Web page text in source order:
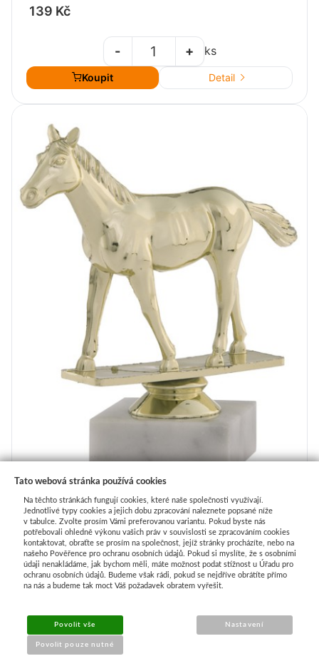
139 Kč
+
- ks
Koupit Detail
Figurka F0102 | Jezdectví
Skladem v e-shopu
- ks
Tato webová stránka používá cookies
Na těchto stránkách fungují cookies, které naše společnosti využívají.
Jednotlivé typy cookies a jejich dobu zpracování naleznete popsané níže
v tabulce. Zvolte prosím Vámi preferovanou variantu. Pokud byste nás
potřebovali ohledně výkonu vašich práv v souvislosti se zpracováním cookies
kontaktovat, obraťte se prosím na společnost, jejíž stránky procházíte, nebo na
našeho Pověřence pro ochranu osobních údajů. Pokud si myslíte, že s osobními
údaji nenakládáme, jak bychom měli, máte možnost podat stížnost u Úřadu pro
ochranu osobních údajů. Budeme však rádi, pokud se nejdříve obrátíte přímo
na nás a budeme tak moct Váš požadavek obratem vyřešit.
Povolit vše
Povolit pouze nutné
Nastavení